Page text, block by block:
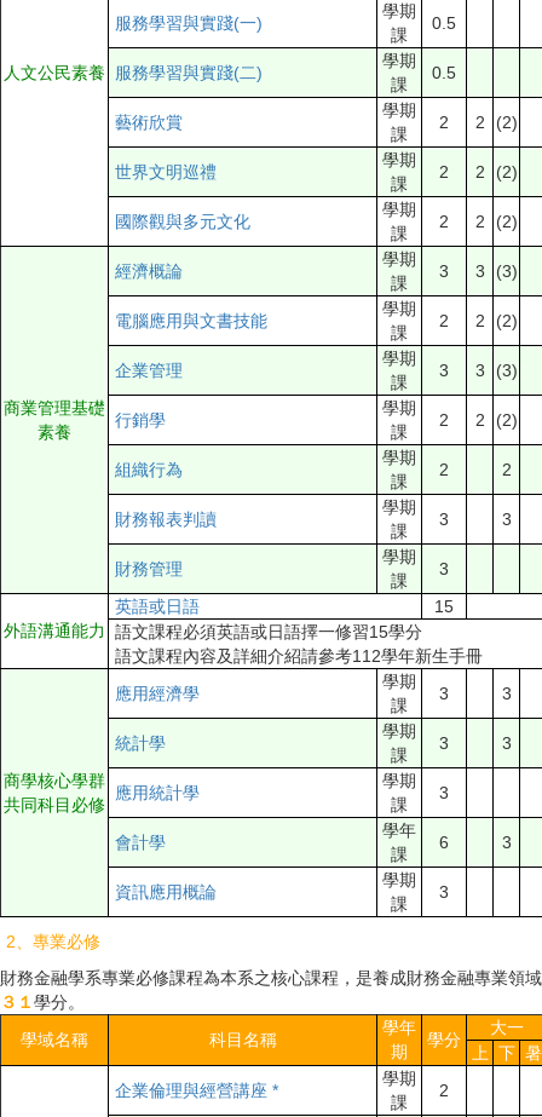
人文公民素養
服務學習與實踐(一)
學期
課
0.5
服務學習與實踐(二)
學期
課
0.5
藝術欣賞
學期
課
2 2 (2)
世界文明巡禮
學期
課
2 2 (2)
國際觀與多元文化
學期
課
2 2 (2)
商業管理基礎
素養
經濟概論
學期
課
3 3 (3)
電腦應用與文書技能
學期
課
2 2 (2)
企業管理
學期
課
3 3 (3)
行銷學
學期
課
2 2 (2)
組織行為
學期
課
2 2
財務報表判讀
學期
課
3 3
財務管理
學期
課
3
外語溝通能力
英語或日語
15
語文課程必須英語或日語擇一修習15學分
語文課程內容及詳細介紹請參考112學年新生手冊
商學核心學群
共同科目必修
應用經濟學
學期
課
3 3
統計學
學期
課
3 3
應用統計學
學期
課
3
會計學
學年
課
6 3
資訊應用概論
學期
課
3
2、專業必修
財務金融學系專業必修課程為本系之核心課程，是養成財務金融專業領
３ １學分。
學域名稱
科目名稱
學年
期
學分
大一
上 下 暑
企業倫理與經營講座 *
學期
課
2